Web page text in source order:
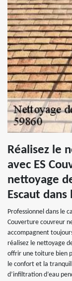
Réalisez le
avec ES
nettoyage
Escaut
Professionnel dans le
Couverture couvreur
accompagnent
réalisez le nettoyage
offrir une toiture bien
le confort et la
d’infiltration d’eau